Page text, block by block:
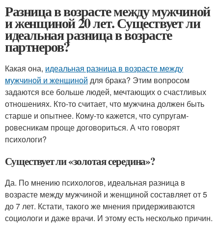
Разница в возрасте между мужчиной
и женщиной 20 лет. Существует ли
идеальная разница в возрасте
партнеров?
Какая она, идеальная разница в возрасте между
мужчиной и женщиной для брака? Этим вопросом
задаются все больше людей, мечтающих о счастливых
отношениях. Кто-то считает, что мужчина должен быть
старше и опытнее. Кому-то кажется, что супругам-
ровесникам проще договориться. А что говорят
психологи?
Существует ли «золотая середина»?
Да. По мнению психологов, идеальная разница в
возрасте между мужчиной и женщиной составляет от 5
до 7 лет. Кстати, такого же мнения придерживаются
социологи и даже врачи. И этому есть несколько причин.